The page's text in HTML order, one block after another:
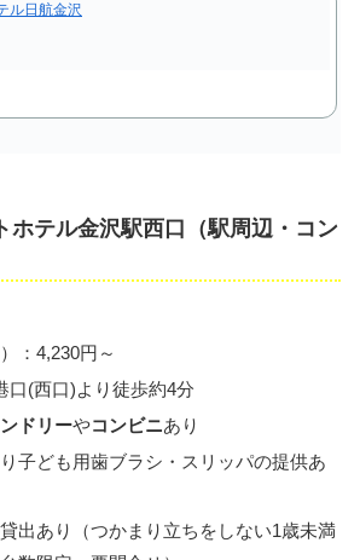
ル日航金沢
ホテル金沢駅西口（駅周辺・コン
：4,230円～
口(西口)より徒歩約4分
ドリーやコンビニあり
子ども用歯ブラシ・スリッパの提供あ
出あり（つかまり立ちをしない1歳未満